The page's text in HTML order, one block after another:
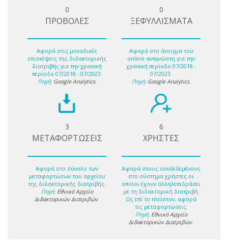
0
ΠΡΟΒΟΛΕΣ
Αφορά στις μοναδικές
επισκέψεις της διδακτορικής
διατριβής για την χρονική
περίοδο 07/2018 - 07/2023.
Πηγή: Google Analytics.
0
ΞΕΦΥΛΛΙΣΜΑΤΑ
Αφορά στο άνοιγμα του
online αναγνώστη για την
χρονική περίοδο 07/2018 -
07/2023.
Πηγή: Google Analytics.
3
ΜΕΤΑΦΟΡΤΩΣΕΙΣ
Αφορά στο σύνολο των
μεταφορτώσων του αρχείου
της διδακτορικής διατριβής.
Πηγή: Εθνικό Αρχείο
Διδακτορικών Διατριβών.
6
ΧΡΗΣΤΕΣ
Αφορά στους συνδεδεμένους
στο σύστημα χρήστες οι
οποίοι έχουν αλληλεπιδράσει
με τη διδακτορική διατριβή.
Ως επί το πλείστον, αφορά
τις μεταφορτώσεις.
Πηγή: Εθνικό Αρχείο
Διδακτορικών Διατριβών.